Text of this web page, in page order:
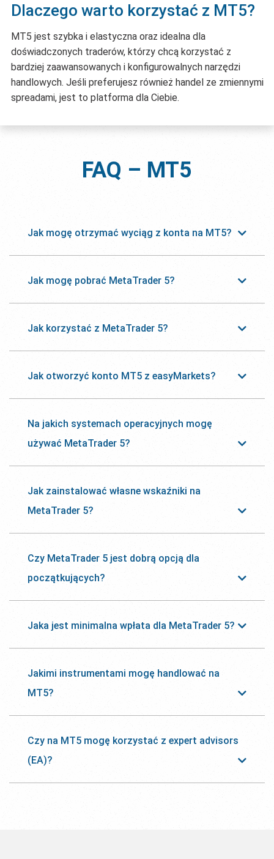
Dlaczego warto korzystać z MT5?
MT5 jest szybka i elastyczna oraz idealna dla
doświadczonych traderów, którzy chcą korzystać z
bardziej zaawansowanych i konfigurowalnych narzędzi
handlowych. Jeśli preferujesz również handel ze zmiennymi
spreadami, jest to platforma dla Ciebie.
FAQ – MT5
Jak mogę otrzymać wyciąg z konta na MT5?
Jak mogę pobrać MetaTrader 5?
Jak korzystać z MetaTrader 5?
Jak otworzyć konto MT5 z easyMarkets?
Na jakich systemach operacyjnych mogę
używać MetaTrader 5?
Jak zainstalować własne wskaźniki na
MetaTrader 5?
Czy MetaTrader 5 jest dobrą opcją dla
początkujących?
Jaka jest minimalna wpłata dla MetaTrader 5?
Jakimi instrumentami mogę handlować na
MT5?
Czy na MT5 mogę korzystać z expert advisors
(EA)?